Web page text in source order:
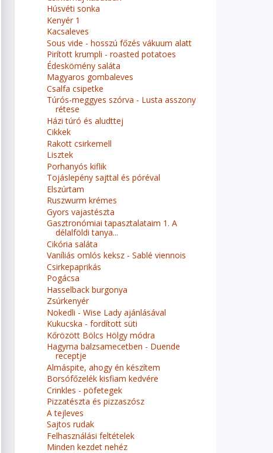
Húsvéti sonka
Kenyér 1
Kacsaleves
Sous vide - hosszú főzés vákuum alatt
Pirított krumpli - roasted potatoes
Édeskömény saláta
Magyaros gombaleves
Csalfa csipetke
Túrós-meggyes szórva - Lusta asszony
rétese
Házi túró és aludttej
Cikkek
Rakott csirkemell
Lisztek
Porhanyós kiflik
Tojáslepény sajttal és póréval
Elszúrtam
Ruszwurm krémes
Gyors vajastészta
Gasztronómiai tapasztalataim 1. A
délalföldi tanya...
Cikória saláta
Vaníliás omlós keksz - Sablé viennois
Csirkepaprikás
Pogácsa
Hasselback burgonya
Zsúrkenyér
Nokedli - Wise Lady ajánlásával
Kukucska - fordított süti
Kőrözött Bölcs Hölgy módra
Hagyma balzsamecetben - Duende
receptje
Almáspite, ahogy én készítem
Borsófőzelék kisfiam kedvére
Crinkles - pöfetegek
Pizzatészta és pizzaszósz
A tejleves
Sajtos rudak
Felhasználási feltételek
Minden kezdet nehéz